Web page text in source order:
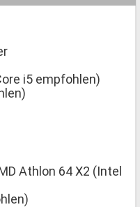
i5 empfohlen)
Athlon 64 X2 (Intel